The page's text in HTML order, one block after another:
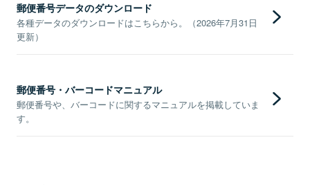
郵便番号データのダウンロード
各種データのダウンロードはこちらから。（2026年7月31日
更新）
郵便番号・バーコードマニュアル
郵便番号や、バーコードに関するマニュアルを掲載していま
す。